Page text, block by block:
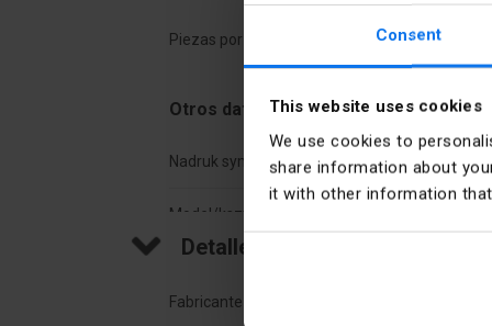
Consent
This website uses cookies
We use cookies to
share information about
it with other information
Piezas por paquete
Otros datos técnicos
Nadruk symbolu ISO
Model/kształt/forma
Detalles del fabricante
Fabricante